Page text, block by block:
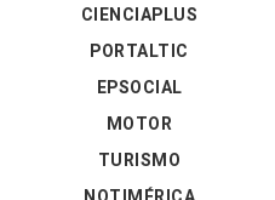
CIENCIAPLUS
PORTALTIC
EPSOCIAL
MOTOR
TURISMO